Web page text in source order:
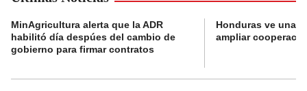
MinAgricultura alerta que la ADR
habilitó día despúes del cambio de
gobierno para firmar contratos
Honduras ve una
ampliar